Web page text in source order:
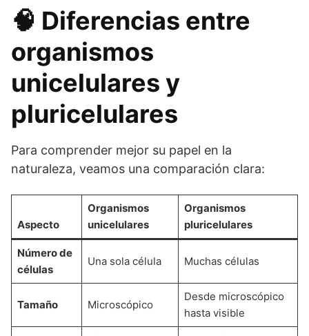
🧠 Diferencias entre
organismos
unicelulares y
pluricelulares
Para comprender mejor su papel en la
naturaleza, veamos una comparación clara:
Aspecto
Organismos
unicelulares
Organismos
pluricelulares
Número de
células
Una sola célula Muchas células
Tamaño Microscópico
Desde microscópico
hasta visible